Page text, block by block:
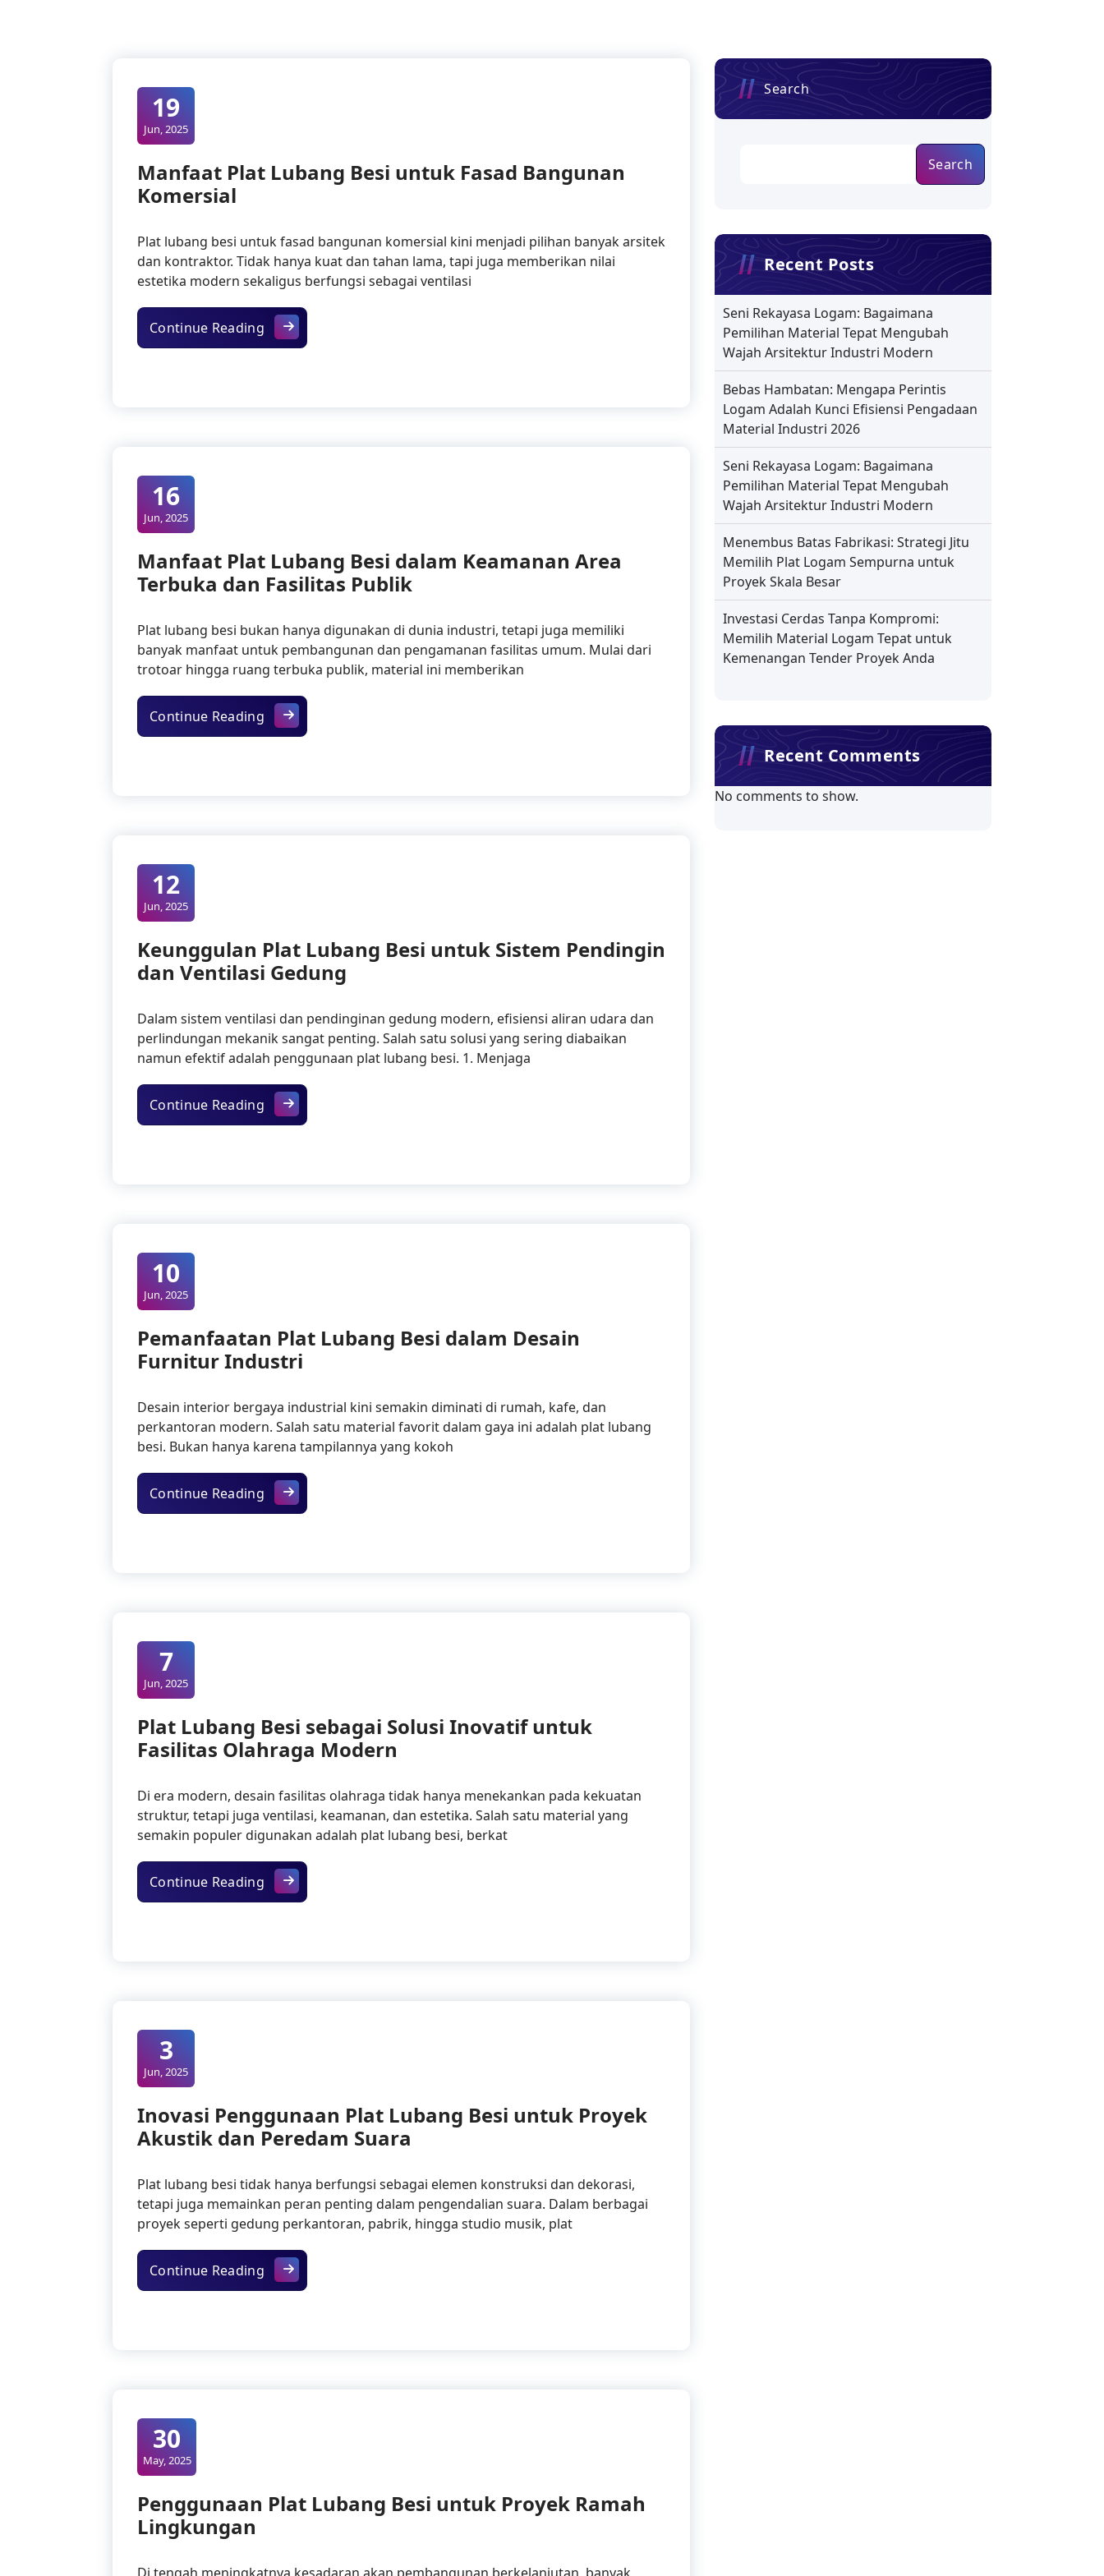
19
Jun, 2025
Manfaat Plat Lubang Besi untuk Fasad Bangunan
Komersial
Plat lubang besi untuk fasad bangunan komersial kini menjadi pilihan banyak arsitek
dan kontraktor. Tidak hanya kuat dan tahan lama, tapi juga memberikan nilai
estetika modern sekaligus berfungsi sebagai ventilasi
Continue ReadingManfaat Plat Lubang Besi untuk Fasad Bangunan Komersial
16
Jun, 2025
Manfaat Plat Lubang Besi dalam Keamanan Area
Terbuka dan Fasilitas Publik
Plat lubang besi bukan hanya digunakan di dunia industri, tetapi juga memiliki
banyak manfaat untuk pembangunan dan pengamanan fasilitas umum. Mulai dari
trotoar hingga ruang terbuka publik, material ini memberikan
Continue ReadingManfaat Plat Lubang Besi dalam Keamanan Area Terbuka dan Fasilitas Publik
12
Jun, 2025
Keunggulan Plat Lubang Besi untuk Sistem Pendingin
dan Ventilasi Gedung
Dalam sistem ventilasi dan pendinginan gedung modern, efisiensi aliran udara dan
perlindungan mekanik sangat penting. Salah satu solusi yang sering diabaikan
namun efektif adalah penggunaan plat lubang besi. 1. Menjaga
Continue ReadingKeunggulan Plat Lubang Besi untuk Sistem Pendingin dan Ventilasi Gedung
10
Jun, 2025
Pemanfaatan Plat Lubang Besi dalam Desain
Furnitur Industri
Desain interior bergaya industrial kini semakin diminati di rumah, kafe, dan
perkantoran modern. Salah satu material favorit dalam gaya ini adalah plat lubang
besi. Bukan hanya karena tampilannya yang kokoh
Continue ReadingPemanfaatan Plat Lubang Besi dalam Desain Furnitur Industri
7
Jun, 2025
Plat Lubang Besi sebagai Solusi Inovatif untuk
Fasilitas Olahraga Modern
Di era modern, desain fasilitas olahraga tidak hanya menekankan pada kekuatan
struktur, tetapi juga ventilasi, keamanan, dan estetika. Salah satu material yang
semakin populer digunakan adalah plat lubang besi, berkat
Continue ReadingPlat Lubang Besi sebagai Solusi Inovatif untuk Fasilitas Olahraga Modern
3
Jun, 2025
Inovasi Penggunaan Plat Lubang Besi untuk Proyek
Akustik dan Peredam Suara
Plat lubang besi tidak hanya berfungsi sebagai elemen konstruksi dan dekorasi,
tetapi juga memainkan peran penting dalam pengendalian suara. Dalam berbagai
proyek seperti gedung perkantoran, pabrik, hingga studio musik, plat
Continue ReadingInovasi Penggunaan Plat Lubang Besi untuk Proyek Akustik dan Peredam Suara
30
May, 2025
Penggunaan Plat Lubang Besi untuk Proyek Ramah
Lingkungan
Search
Search
Recent Posts
Seni Rekayasa Logam: Bagaimana
Pemilihan Material Tepat Mengubah
Wajah Arsitektur Industri Modern
Bebas Hambatan: Mengapa Perintis
Logam Adalah Kunci Efisiensi Pengadaan
Material Industri 2026
Seni Rekayasa Logam: Bagaimana
Pemilihan Material Tepat Mengubah
Wajah Arsitektur Industri Modern
Menembus Batas Fabrikasi: Strategi Jitu
Memilih Plat Logam Sempurna untuk
Proyek Skala Besar
Investasi Cerdas Tanpa Kompromi:
Memilih Material Logam Tepat untuk
Kemenangan Tender Proyek Anda
Recent Comments
No comments to show.